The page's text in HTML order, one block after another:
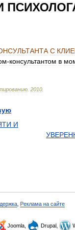
С
-консультантом в
2010
И
Реклама на сайте
Joomla, Drupal,